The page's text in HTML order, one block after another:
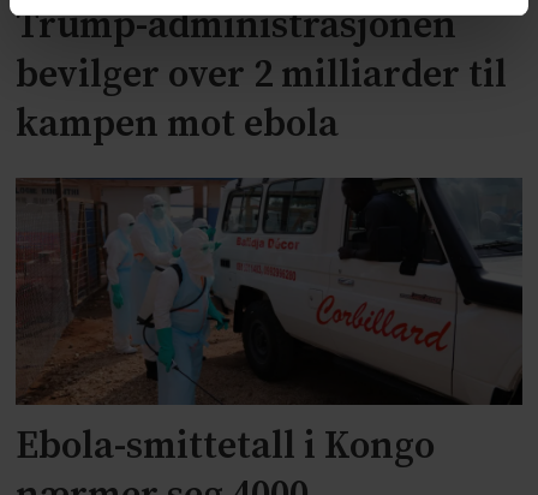
Trump-administrasjonen
bevilger over 2 milliarder til
kampen mot ebola
Ebola-smittetall i Kongo